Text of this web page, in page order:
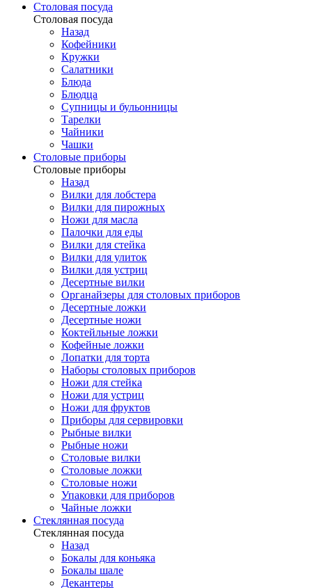
Столовая посуда
Столовая посуда
Назад
Кофейники
Кружки
Салатники
Блюда
Блюдца
Супницы и бульонницы
Тарелки
Чайники
Чашки
Cтоловые приборы
Cтоловые приборы
Назад
Вилки для лобстера
Вилки для пирожных
Ножи для масла
Палочки для еды
Вилки для стейка
Вилки для улиток
Вилки для устриц
Десертные вилки
Органайзеры для столовых приборов
Десертные ложки
Десертные ножи
Коктейльные ложки
Кофейные ложки
Лопатки для торта
Наборы столовых приборов
Ножи для стейка
Ножи для устриц
Ножи для фруктов
Приборы для сервировки
Рыбные вилки
Рыбные ножи
Столовые вилки
Столовые ложки
Столовые ножи
Упаковки для приборов
Чайные ложки
Стеклянная посуда
Стеклянная посуда
Назад
Бокалы для коньяка
Бокалы шале
Декантеры